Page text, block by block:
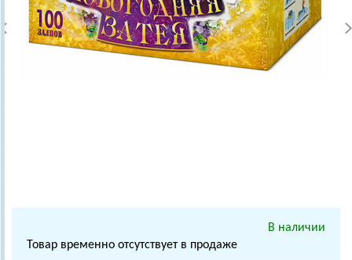
В наличии
Товар временно отсутствует в продаже